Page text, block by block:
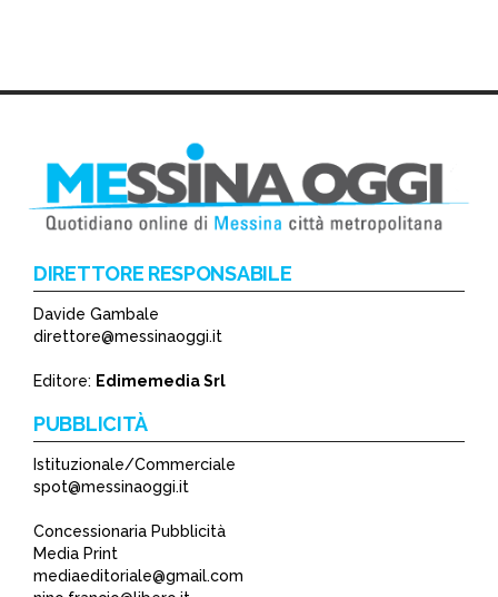
DIRETTORE RESPONSABILE
Davide Gambale
direttore@messinaoggi.it
Editore: Edimemedia Srl
PUBBLICITÀ
Istituzionale/Commerciale
spot@messinaoggi.it
Concessionaria Pubblicità
Media Print
mediaeditoriale@gmail.com